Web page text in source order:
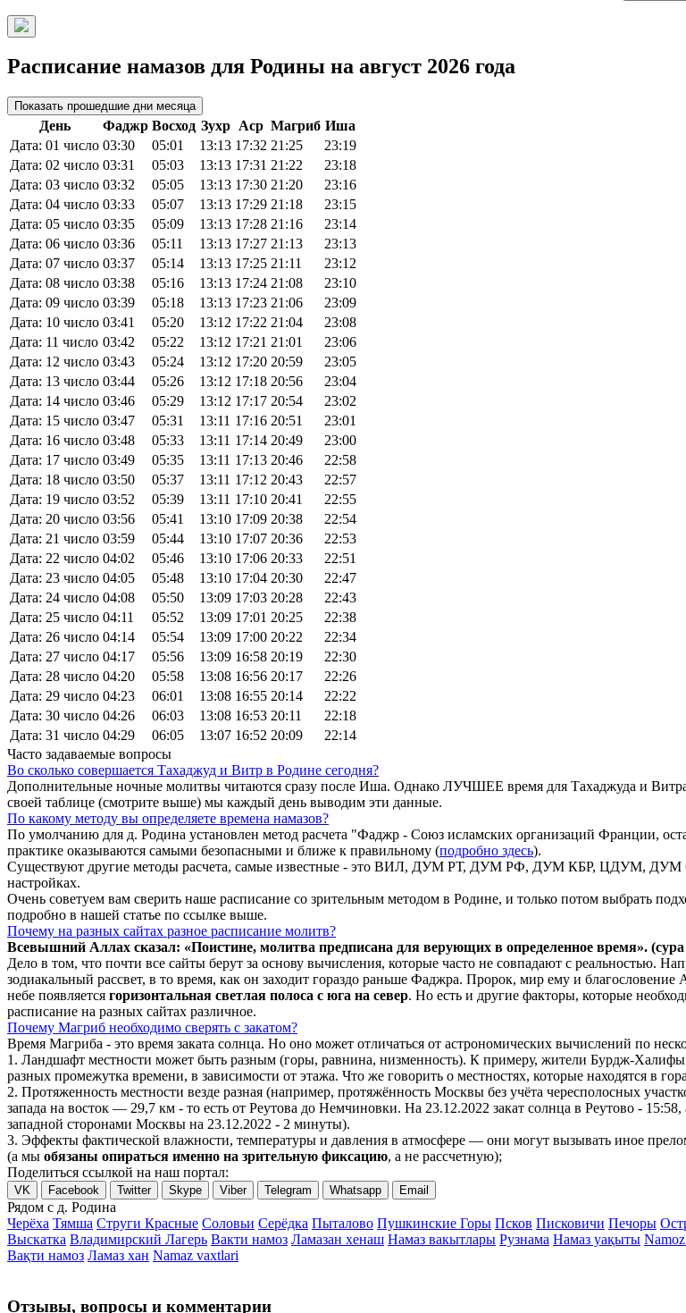
Расписание намазов для Родины на август 2026 года
Показать прошедшие дни месяца
День Фаджр Восход Зухр Аср Магриб Иша
Дата: 01 число 03:30 05:01 13:13 17:32 21:25
23:19
Дата: 02 число 03:31 05:03 13:13 17:31 21:22
23:18
Дата: 03 число 03:32 05:05 13:13 17:30 21:20
23:16
Дата: 04 число 03:33 05:07 13:13 17:29 21:18
23:15
Дата: 05 число 03:35 05:09 13:13 17:28 21:16
23:14
Дата: 06 число 03:36 05:11 13:13 17:27 21:13
23:13
Дата: 07 число 03:37 05:14 13:13 17:25 21:11
23:12
Дата: 08 число 03:38 05:16 13:13 17:24 21:08
23:10
Дата: 09 число 03:39 05:18 13:13 17:23 21:06
23:09
Дата: 10 число 03:41 05:20 13:12 17:22 21:04
23:08
Дата: 11 число 03:42 05:22 13:12 17:21 21:01
23:06
Дата: 12 число 03:43 05:24 13:12 17:20 20:59
23:05
Дата: 13 число 03:44 05:26 13:12 17:18 20:56
23:04
Дата: 14 число 03:46 05:29 13:12 17:17 20:54
23:02
Дата: 15 число 03:47 05:31 13:11 17:16 20:51
23:01
Дата: 16 число 03:48 05:33 13:11 17:14 20:49
23:00
Дата: 17 число 03:49 05:35 13:11 17:13 20:46
22:58
Дата: 18 число 03:50 05:37 13:11 17:12 20:43
22:57
Дата: 19 число 03:52 05:39 13:11 17:10 20:41
22:55
Дата: 20 число 03:56 05:41 13:10 17:09 20:38
22:54
Дата: 21 число 03:59 05:44 13:10 17:07 20:36
22:53
Дата: 22 число 04:02 05:46 13:10 17:06 20:33
22:51
Дата: 23 число 04:05 05:48 13:10 17:04 20:30
22:47
Дата: 24 число 04:08 05:50 13:09 17:03 20:28
22:43
Дата: 25 число 04:11 05:52 13:09 17:01 20:25
22:38
Дата: 26 число 04:14 05:54 13:09 17:00 20:22
22:34
Дата: 27 число 04:17 05:56 13:09 16:58 20:19
22:30
Дата: 28 число 04:20 05:58 13:08 16:56 20:17
22:26
Дата: 29 число 04:23 06:01 13:08 16:55 20:14
22:22
Дата: 30 число 04:26 06:03 13:08 16:53 20:11
22:18
Дата: 31 число 04:29 06:05 13:07 16:52 20:09
22:14
Часто задаваемые вопросы
Во сколько совершается Тахаджуд и Витр в Родине сегодня?
Дополнительные ночные молитвы читаются сразу после Иша. Однако ЛУЧШЕЕ время для Тахаджуда и
своей таблице (смотрите выше) мы каждый день выводим эти данные.
По какому методу вы определяете времена намазов?
По умолчанию для д. Родина установлен метод расчета "Фаджр - Союз исламских организаций Франции,
практике оказываются самыми безопасными и ближе к правильному (подробно здесь).
Существуют другие методы расчета, самые известные - это ВИЛ, ДУМ РТ, ДУМ РФ, ДУМ КБР, ЦДУМ,
настройках.
Очень советуем вам сверить наше расписание со зрительным методом в Родине, и только потом выбрать
подробно в нашей статье по ссылке выше.
Почему на разных сайтах разное расписание молитв?
Всевышний Аллах сказал: «Поистине, молитва предписана для верующих в определенное время».
Дело в том, что почти все сайты берут за основу вычисления, которые часто не совпадают с реальностью.
зодиакальный рассвет, в то время, как он заходит гораздо раньше Фаджра. Пророк, мир ему и
небе появляется горизонтальная светлая полоса с юга на север. Но есть и другие факторы, которые
расписание на разных сайтах различное.
Почему Магриб необходимо сверять с закатом?
Время Магриба - это время заката солнца. Но оно может отличаться от астрономических вычислений по
1. Ландшафт местности может быть разным (горы, равнина, низменность). К примеру, жители Бурдж-
разных промежутка времени, в зависимости от этажа. Что же говорить о местностях, которые находятся в
2. Протяженность местности везде разная (например, протяжённость Москвы без учёта чересполосных
запада на восток — 29,7 км - то есть от Реутова до Немчиновки. На 23.12.2022 закат солнца в Реутово -
западной сторонами Москвы на 23.12.2022 - 2 минуты).
3. Эффекты фактической влажности, температуры и давления в атмосфере — они могут вызывать иное
(а мы обязаны опираться именно на зрительную фиксацию, а не рассчетную);
Поделиться ссылкой на наш портал:
VK Facebook Twitter Skype Viber Telegram Whatsapp Email
Рядом с д. Родина
Черёха Тямша Струги Красные Соловьи Серёдка Пыталово Пушкинские Горы Псков Писковичи Печоры
Выскатка Владимирский Лагерь Вакти намоз Ламазан хенаш Намаз вакытлары Рузнама Намаз уақыты
Вақти намоз Ламаз хан Namaz vaxtlari
Отзывы, вопросы и комментарии